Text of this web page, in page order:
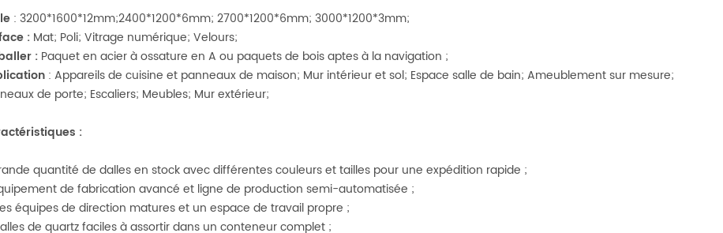
: 3200*1600*12mm;2400*1200*6mm; 2700*1200*6mm; 3000*1200*3mm;
: Mat; Poli; Vitrage numérique; Velours;
: Paquet en acier à ossature en A ou paquets de bois aptes à la navigation ;
: Appareils de cuisine et panneaux de maison; Mur intérieur et sol; Espace salle de bain; Ameublement sur mesure;
de porte; Escaliers; Meubles; Mur extérieur;
:
quantité de dalles en stock avec différentes couleurs et tailles pour une expédition rapide ;
de fabrication avancé et ligne de production semi-automatisée ;
équipes de direction matures et un espace de travail propre ;
de quartz faciles à assortir dans un conteneur complet ;